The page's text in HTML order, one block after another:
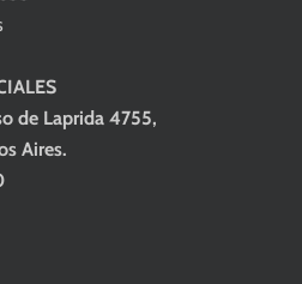
de Laprida 4755,
Aires.